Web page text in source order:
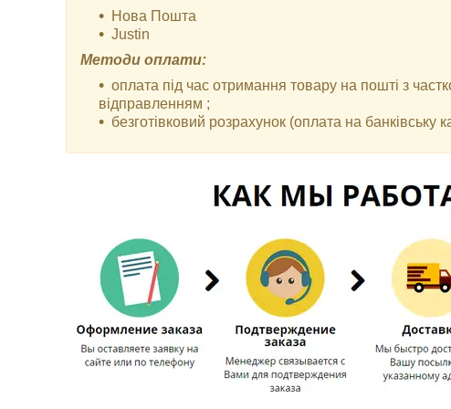
Нова Пошта
Justin
Методи оплати:
оплата під час отримання товару на пошті з
відправленням ;
безготівковий розрахунок (оплата на банківську